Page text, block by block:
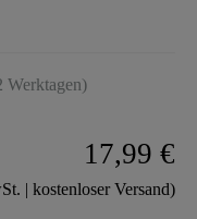
Werktagen)
17,99 €
| kostenloser Versand)